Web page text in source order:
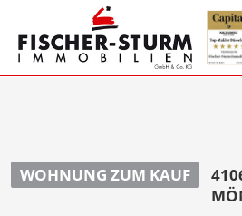
WOHNUNG ZUM KAUF